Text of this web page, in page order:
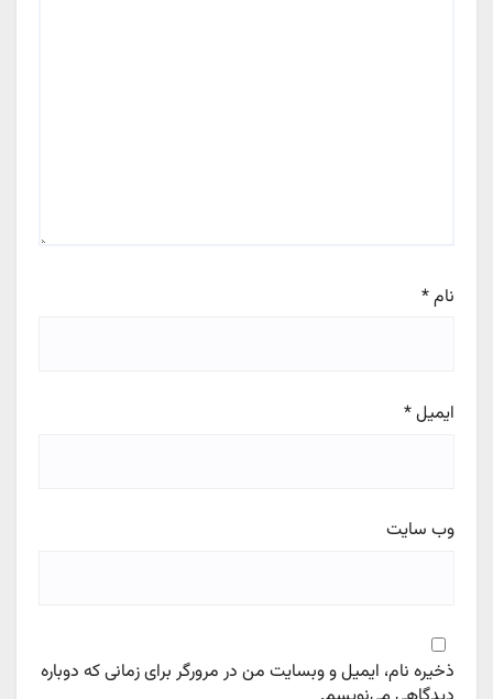
نام*
ایمیل*
وب‌ سایت
ذخیره نام، ایمیل و وبسایت من در مرورگر برای زمانی که دوباره